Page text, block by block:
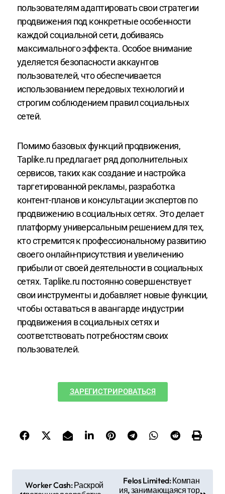
пользователям адаптировать свои стратегии
продвижения под конкретные особенности
каждой социальной сети, добиваясь
максимального эффекта. Особое внимание
уделяется безопасности аккаунтов
пользователей, что обеспечивается
использованием передовых технологий и
строгим соблюдением правил социальных
сетей.
Помимо базовых функций продвижения,
Taplike.ru предлагает ряд дополнительных
сервисов, таких как создание и настройка
таргетированной рекламы, разработка
контент-планов и консультации экспертов по
продвижению в социальных сетях. Это делает
платформу универсальным решением для тех,
кто стремится к профессиональному развитию
своего онлайн-присутствия и увеличению
прибыли от своей деятельности в социальных
сетях. Taplike.ru постоянно совершенствует
свои инструменты и добавляет новые функции,
чтобы оставаться в авангарде индустрии
продвижения в социальных сетях и
соответствовать потребностям своих
пользователей.
ЗАРЕГИСТРИРОВАТЬСЯ
Worker Cash: Раскрой
Felos Limited: Компан
ия, занимающаяся тор